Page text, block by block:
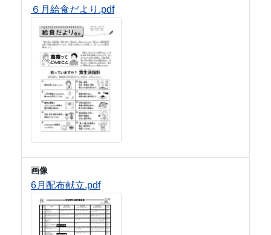
６月給食だより.pdf
画像
6月配布献立.pdf